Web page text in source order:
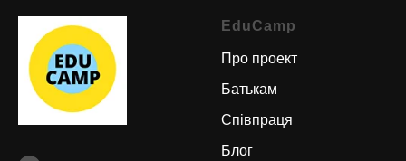
EduCamp
Про проект
Батькам
Співпраця
Блог